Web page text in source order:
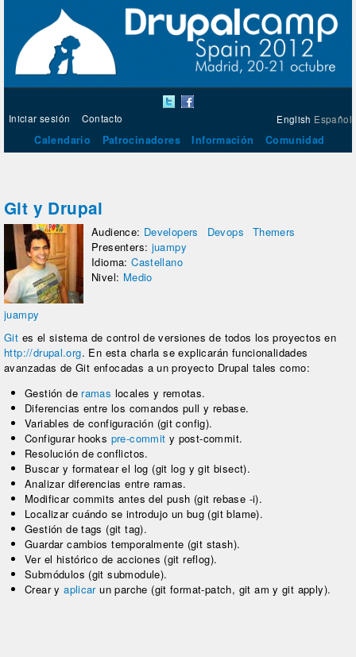
English Español
Iniciar sesión Contacto
Calendario Patrocinadores Información Comunidad
Git y Drupal
juampy
Audience: Developers Devops
Themers
Presenters: juampy
Idioma:Castellano
Nivel: Medio
Git es el sistema de control de versiones de todos los proyectos en
http://drupal.org. En esta charla se explicarán funcionalidades
avanzadas de Git enfocadas a un proyecto Drupal tales como:
Gestión de ramas locales y remotas.
Diferencias entre los comandos pull y rebase.
Variables de configuración (git config).
Configurar hooks pre-commit y post-commit.
Resolución de conflictos.
Buscar y formatear el log (git log y git bisect).
Analizar diferencias entre ramas.
Modificar commits antes del push (git rebase -i).
Localizar cuándo se introdujo un bug (git blame).
Gestión de tags (git tag).
Guardar cambios temporalmente (git stash).
Ver el histórico de acciones (git reflog).
Submódulos (git submodule).
Crear yaplicarun parche (git format-patch, git am y git apply).